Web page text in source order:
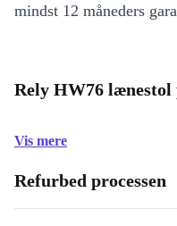
mindst 12 måneders
Rely HW76
Vis mere
Refurbed processen